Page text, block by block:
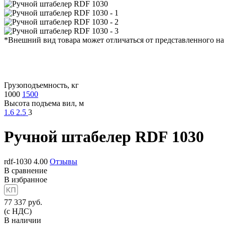
*Внешний вид товара может отличаться от представленного
Грузоподъемность, кг
1000 1500
Высота подъема вил, м
1.6 2.5 3
Ручной штабелер RDF 1030
rdf-1030 4.00 Отзывы
В сравнение
В избранное
77 337 руб.
(с НДС)
В наличии